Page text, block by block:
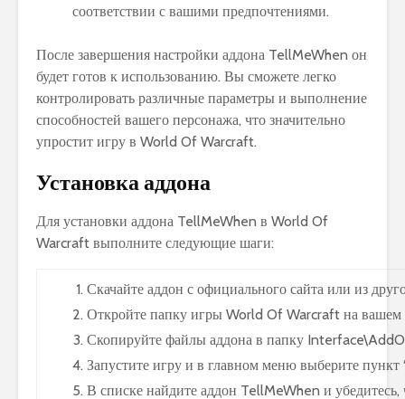
соответствии с вашими предпочтениями.
После завершения настройки аддона TellMeWhen он
будет готов к использованию. Вы сможете легко
контролировать различные параметры и выполнение
способностей вашего персонажа, что значительно
упростит игру в World Of Warcraft.
Установка аддона
Для установки аддона TellMeWhen в World Of
Warcraft выполните следующие шаги:
Скачайте аддон с официального сайта или из
Откройте папку игры World Of Warcraft на вашем
Скопируйте файлы аддона в папку
Запустите игру и в главном меню выберите пункт
В списке найдите аддон TellMeWhen и